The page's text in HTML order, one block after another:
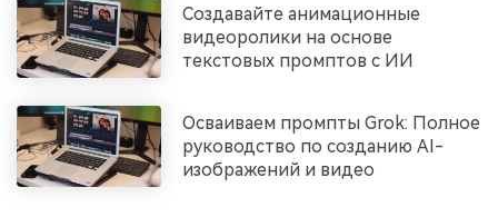
Создавайте анимационные
видеоролики на основе
текстовых промптов с ИИ
Осваиваем промпты Grok: Полное
руководство по созданию AI-
изображений и видео